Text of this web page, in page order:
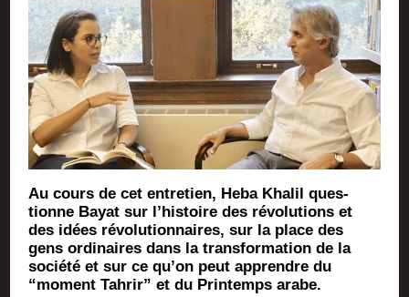
Au cours de cet entre­tien, Heba Kha­lil ques­
tionne Bayat sur l’histoire des révo­lu­tions et
des idées révo­lu­tion­naires, sur la place des
gens ordi­naires dans la trans­for­ma­tion de la
socié­té et sur ce qu’on peut apprendre du
“moment Tah­rir” et du Prin­temps arabe.